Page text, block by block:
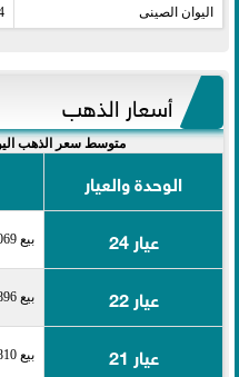
اليوان الصينى​
أسعار الذهب
متوسط سعر الذهب
الوحدة والعيار
عيار 24
بيع 2,069 شراء 2,114
عيار 22 بيع 1,896 شراء 1,938
عيار 21 بيع 1,810 شراء 1,850